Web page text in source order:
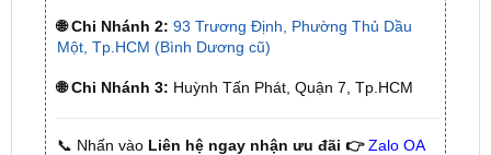
🌐 Chi Nhánh 3: Huỳnh Tấn Phát, Quận 7, Tp.HCM
📞 Nhấn vàoLiên hệ ngay nhận ưu đãi 👉 Zalo OA